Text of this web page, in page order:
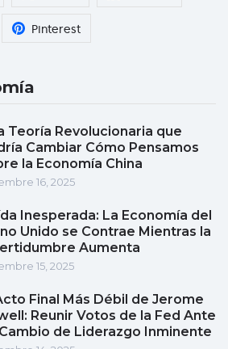
Pinterest
Teoría Revolucionaria que
Cambiar Cómo Pensamos
la Economía China
16, 2025
Inesperada: La Economía del
Unido se Contrae Mientras la
Aumenta
15, 2025
Final Más Débil de Jerome
Reunir Votos de la Fed Ante
de Liderazgo Inminente